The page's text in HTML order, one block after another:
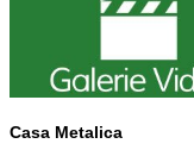
Casa Metalica